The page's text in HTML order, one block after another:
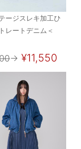
ージスレキ加工ひ
レートデニム＜
→ ¥11,550